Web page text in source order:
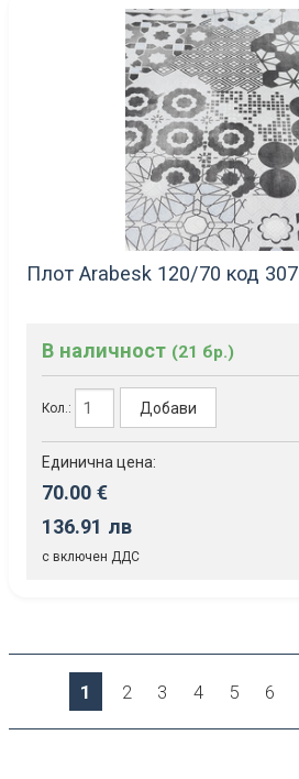
Плот Arabesk 120/70 код 307
В наличност (21 бр.)
Кол.: Добави
Единична цена:
70.00 €
136.91 лв
с включен ДДС
1 2 3 4 5 6